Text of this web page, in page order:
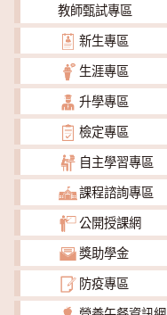
教師甄試專區
新生專區
生涯專區
升學專區
檢定專區
自主學習專區
課程諮詢專區
公開授課網
獎助學金
防疫專區